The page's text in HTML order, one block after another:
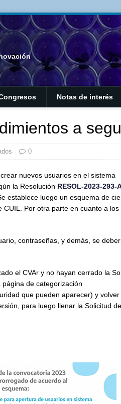
Notas de interés
a
0
nuevos usuarios en el sistema
la Resolución RESOL-2023-293-
establece luego un esquema de
Por otra parte en cuanto a los
contraseñas, y demás, se
el CVAr y no hayan cerrado la
de categorización
que pueden aparecer) y volver
para luego llenar la Solicitud de